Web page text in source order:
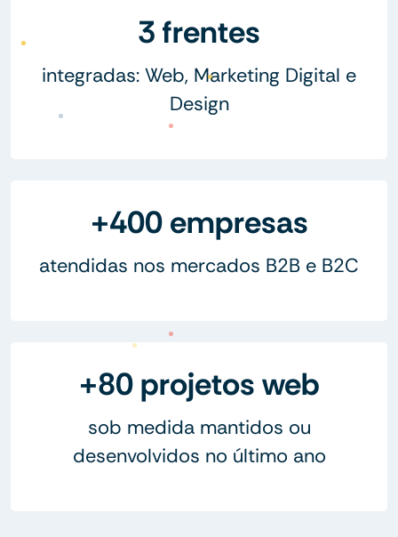
3 frentes
integradas: Web, Marketing Digital e
Design
+400 empresas
atendidas nos mercados B2B e B2C
+80 projetos web
sob medida mantidos ou
desenvolvidos no último ano